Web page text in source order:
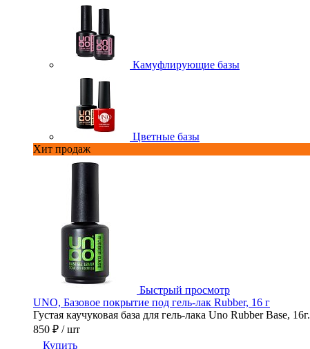
Камуфлирующие базы
Цветные базы
Хит продаж
Быстрый просмотр
UNO, Базовое покрытие под гель-лак Rubber, 16 г
Густая каучуковая база для гель-лака Uno Rubber Base, 16г.
850 ₽ / шт
Купить